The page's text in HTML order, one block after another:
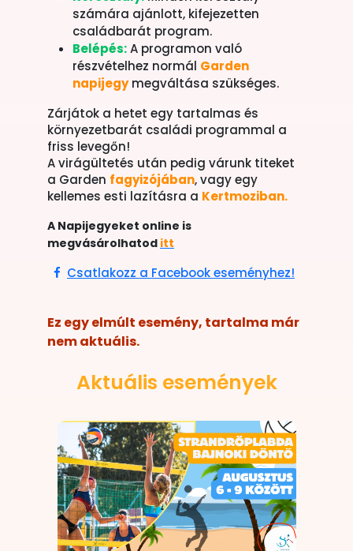
számára ajánlott, kifejezetten
családbarát program.
Belépés:A programon való
részvételhez normál Garden
napijegymegváltása szükséges.
Zárjátok a hetet egy tartalmas és
környezetbarát családi programmal a
friss levegőn!
A virágültetés után pedig várunk titeket
a Garden fagyizójában, vagy egy
kellemes esti lazításra a Kertmoziban.
A Napijegyeket online is
megvásárolhatod itt
Csatlakozz a Facebook eseményhez!
Ez egy elmúlt esemény, tartalma már
nem aktuális.
Aktuális események